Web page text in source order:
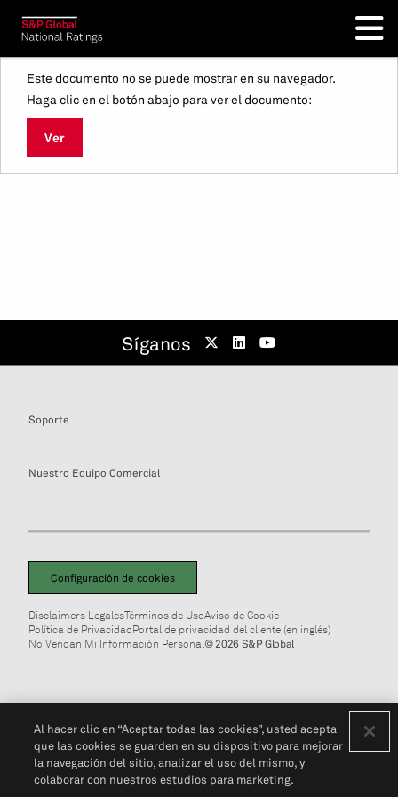
Este documento no se puede mostrar en su navegador.
Haga clic en el botón abajo para ver el documento:
Ver
Síganos
Soporte
Nuestro Equipo Comercial
Configuración de cookies
Disclaimers LegalesTérminos de UsoAviso de Cookie
Política de PrivacidadPortal de privacidad del cliente (en inglés)
No Vendan Mi Información Personal© 2026 S&P Global
Al hacer clic en “Aceptar todas las cookies”, usted acepta
que las cookies se guarden en su dispositivo para mejorar
la navegación del sitio, analizar el uso del mismo, y
colaborar con nuestros estudios para marketing.